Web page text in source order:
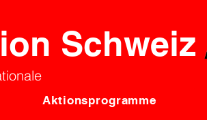
Schweiz
Aktionsprogramme